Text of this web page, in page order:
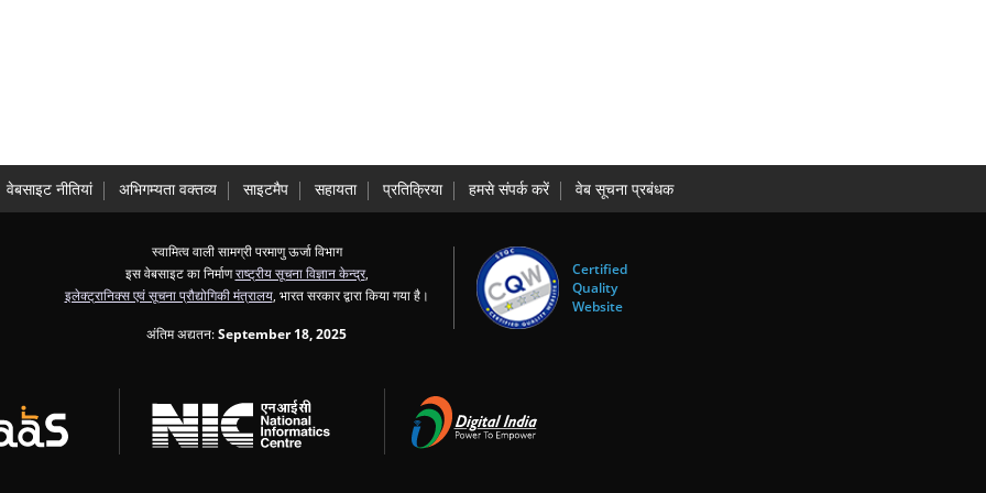
वेबसाइट नीतियां अभिगम्यता वक्तव्य साइटमैप सहायता प्रतिक्रिया हमसे संपर्क करें वेब सूचना प्रबंधक
स्वामित्व वाली सामग्री परमाणु ऊर्जा विभाग
इस वेबसाइट का निर्माणराष्ट्रीय सूचना विज्ञान केन्द्र,
इलेक्ट्रानिक्स एवं सूचना प्रौद्योगिकी मंत्रालय, भारत सरकार द्वारा किया गया है।
अंतिम अद्यतन:September 18, 2025
Certified
Quality
Website